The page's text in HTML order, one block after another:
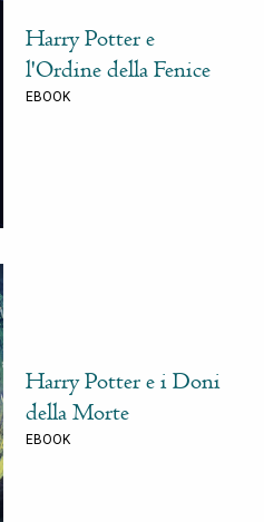
Harry Potter e
l'Ordine della Fenice
EBOOK
Harry Potter e i Doni
della Morte
EBOOK